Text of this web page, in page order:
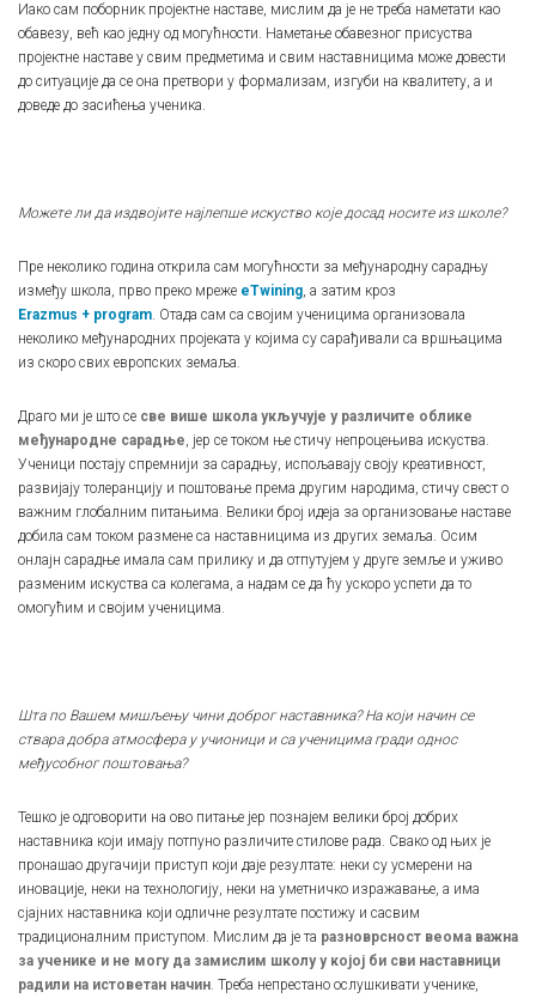
Иако сам поборник пројектне наставе, мислим да је не треба наметати као
обавезу, већ као једну од могућности. Наметање обавезног присуства
пројектне наставе у свим предметима и свим наставницима може довести
до ситуације да се она претвори у формализам, изгуби на квалитету, а и
доведе до засићења ученика.
Можете ли да издвојите најлепше искуство које досад носите из школе?
Пре неколико година открила сам могућности за међународну сарадњу
између школа, прво преко мреже eTwining, а затим кроз
Erazmus + program. Отада сам са својим ученицима организовала
неколико међународних пројеката у којима су сарађивали са вршњацима
из скоро свих европских земаља.
Драго ми је што се све више школа укључује у различите облике
међународне сарадње, јер се током ње стичу непроцењива искуства.
Ученици постају спремнији за сарадњу, испољавају своју креативност,
развијају толеранцију и поштовање према другим народима, стичу свест о
важним глобалним питањима. Велики број идеја за организовање наставе
добила сам током размене са наставницима из других земаља. Осим
онлајн сарадње имала сам прилику и да отпутујем у друге земље и уживо
разменим искуства са колегама, а надам се да ћу ускоро успети да то
омогућим и својим ученицима.
Шта по Вашем мишљењу чини доброг наставника? На који начин се
ствара добра атмосфера у учионици и са ученицима гради однос
међусобног поштовања?
Тешко је одговорити на ово питање јер познајем велики број добрих
наставника који имају потпуно различите стилове рада. Свако од њих је
пронашао другачији приступ који даје резултате: неки су усмерени на
иновације, неки на технологију, неки на уметничко изражавање, а има
сјајних наставника који одличне резултате постижу и сасвим
традиционалним приступом. Мислим да је та разноврсност веома важна
за ученике и не могу да замислим школу у којој би сви наставници
радили на истоветан начин. Треба непрестано ослушкивати ученике,